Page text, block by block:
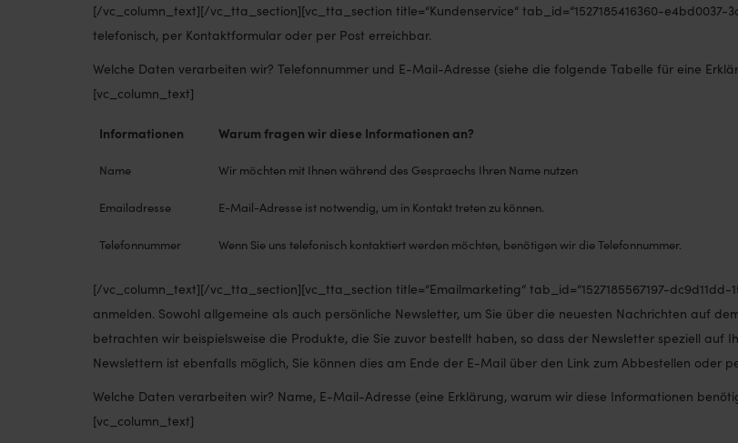
[/vc_column_text][/vc_tta_section][vc_tta_section title=“Kundenservice“ tab_id=“1527185416360-e4bd0037-
telefonisch, per Kontaktformular oder per Post erreichbar.
Welche Daten verarbeiten wir? Telefonnummer und E-Mail-Adresse (siehe die folgende Tabelle für eine
[vc_column_text]
Informationen Warum fragen wir diese Informationen an?
Name Wir möchten mit Ihnen während des Gespraechs Ihren Name nutzen
Emailadresse E-Mail-Adresse ist notwendig, um in Kontakt treten zu können.
Telefonnummer Wenn Sie uns telefonisch kontaktiert werden möchten, benötigen wir die Telefonnummer.
[/vc_column_text][/vc_tta_section][vc_tta_section title=“Emailmarketing“ tab_id=“1527185567197-dc9d11dd-
anmelden. Sowohl allgemeine als auch persönliche Newsletter, um Sie über die neuesten Nachrichten auf
betrachten wir beispielsweise die Produkte, die Sie zuvor bestellt haben, so dass der Newsletter speziell auf
Newslettern ist ebenfalls möglich, Sie können dies am Ende der E-Mail über den Link zum Abbestellen oder
Welche Daten verarbeiten wir? Name, E-Mail-Adresse (eine Erklärung, warum wir diese Informationen
[vc_column_text]